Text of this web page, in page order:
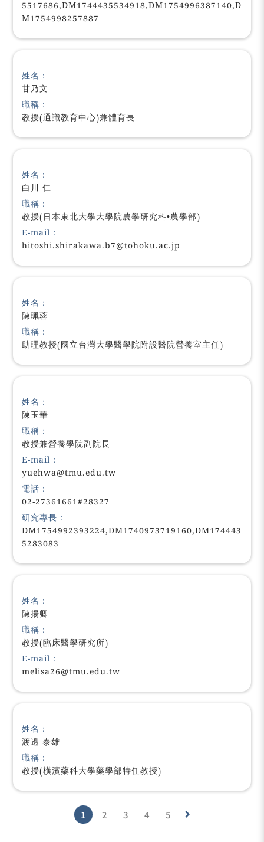
5517686,DM1744435534918,DM1754996387140,D
M1754998257887
姓名：
甘乃文
職稱：
教授(通識教育中心)兼體育長
姓名：
白川 仁
職稱：
教授(日本東北大學大學院農學研究科•農學部)
E-mail：
hitoshi.shirakawa.b7@tohoku.ac.jp
姓名：
陳珮蓉
職稱：
助理教授(國立台灣大學醫學院附設醫院營養室主任)
姓名：
陳玉華
職稱：
教授兼營養學院副院長
E-mail：
yuehwa@tmu.edu.tw
電話：
02-27361661#28327
研究專長：
DM1754992393224,DM1740973719160,DM174443
5283083
姓名：
陳揚卿
職稱：
教授(臨床醫學研究所)
E-mail：
melisa26@tmu.edu.tw
姓名：
渡邊 泰雄
職稱：
教授(橫濱藥科大學藥學部特任教授)
1 2 3 4 5 keyboard_arrow_right